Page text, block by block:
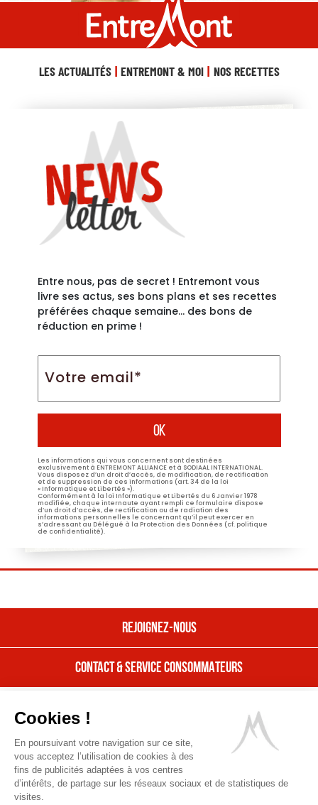
LES ACTUALITÉS ENTREMONT & MOI NOS RECETTES
Entre nous, pas de secret ! Entremont vous
livre ses actus, ses bons plans et ses recettes
préférées chaque semaine… des bons de
réduction en prime !
email*
Les informations qui vous concernent sont destinées
exclusivement à ENTREMONT ALLIANCE et à SODIAAL INTERNATIONAL.
Vous disposez d’un droit d’accès, de modification, de rectification
et de suppression de ces informations (art. 34 de la loi
« Informatique et Libertés »).
Conformément à la loi Informatique et Libertés du 6 Janvier 1978
modifiée, chaque internaute ayant rempli ce formulaire dispose
d’un droit d’accès, de rectification ou de radiation des
informations personnelles le concernant qu’il peut exercer en
s’adressant au Délégué à la Protection des Données (cf. politique
de confidentialité).
REJOIGNEZ-NOUS
REJOIGNEZ NOUS
Nous rejoindre
Ressources Humaines,
Une entreprise fière de ses valeurs
Découvrir
CONTACT & SERVICE CONSOMMATEURS
CONTACT & SERVICE CONSOMMATEURS
Contactez Entremont
Une question, une suggestion, une
remarque sur nos produits ? Nous
sommes à votre écoute.
Mentions Légales
gestions des cookies & données personnelles
POUR VOTRE SANTÉ, MANGEZ 5 FRUITS ET LÉGUMES
Cookies !
En poursuivant votre navigation sur ce site,
vous acceptez l’utilisation de cookies à des
fins de publicités adaptées à vos centres
d’intérêts, de partage sur les réseaux sociaux et de statistiques de
visites.